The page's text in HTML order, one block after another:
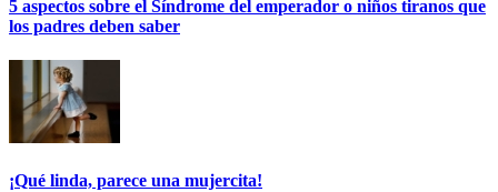
5 aspectos sobre el Síndrome del emperador o niños tiranos que
los padres deben saber
¡Qué linda, parece una mujercita!